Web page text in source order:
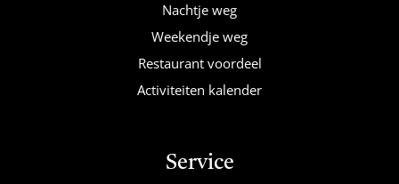
Nachtje weg
Weekendje weg
Restaurant voordeel
Activiteiten kalender
Service